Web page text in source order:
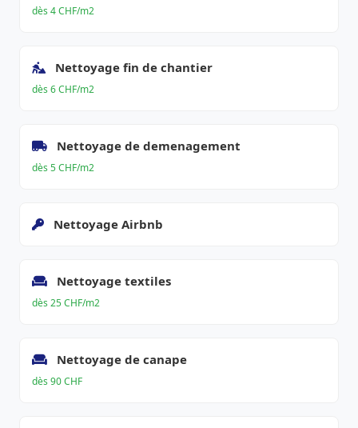
dès 4 CHF/m2
Nettoyage fin de chantier
dès 6 CHF/m2
Nettoyage de demenagement
dès 5 CHF/m2
Nettoyage Airbnb
Nettoyage textiles
dès 25 CHF/m2
Nettoyage de canape
dès 90 CHF